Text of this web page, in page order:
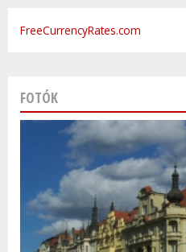
FreeCurrencyRates.com
FOTÓK